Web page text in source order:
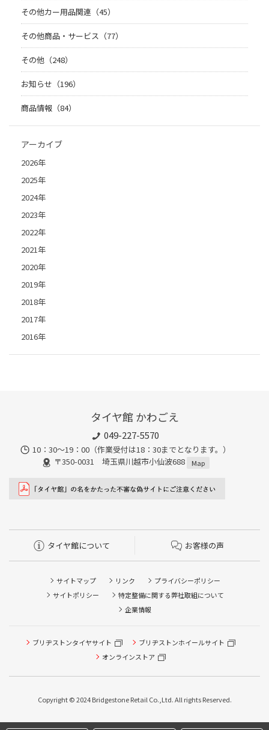
その他カー用品関連（45）
その他商品・サービス（77）
その他（248）
お知らせ（196）
商品情報（84）
アーカイブ
2026年
2025年
2024年
2023年
2022年
2021年
2020年
2019年
2018年
2017年
2016年
タイヤ館 かわごえ
049-227-5570
10：30～19：00（作業受付は18：30までとなります。）
〒350-0031 埼玉県川越市小仙波688
Map
タイヤ館について お客様の声
サイトマップ リンク
プライバシーポリシー
サイトポリシー
特定整備に関する弊社取組について
企業情報
ブリヂストンタイヤサイト
ブリヂストンホイールサイト
オンラインストア
Copyright © 2024 Bridgestone Retail Co.,Ltd. All rights Reserved.
タイヤ点検・安全点検/タイヤ履き替え/オイル交換/その他
ピット作業の予約
本日のタイヤ履き替え順番待ち予約 ※クローク契約会員の